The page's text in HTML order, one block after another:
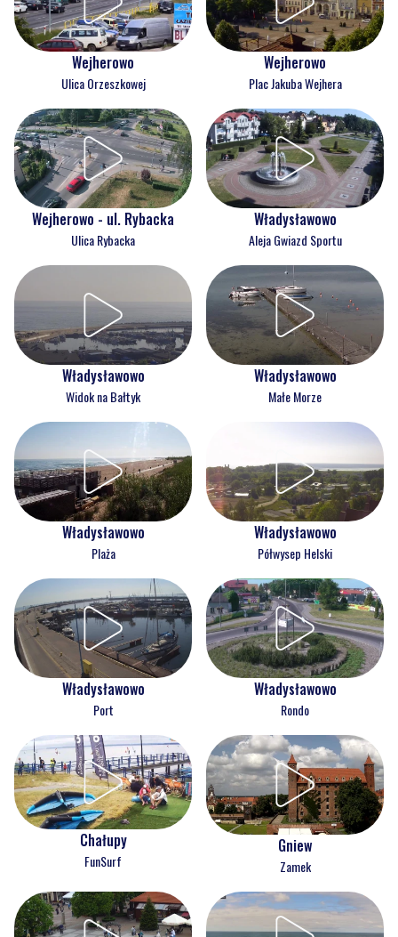
Wejherowo
Ulica Orzeszkowej
Wejherowo
Plac Jakuba Wejhera
Wejherowo - ul. Rybacka
Ulica Rybacka
Władysławowo
Aleja Gwiazd Sportu
Władysławowo
Widok na Bałtyk
Władysławowo
Małe Morze
Władysławowo
Plaża
Władysławowo
Półwysep Helski
Władysławowo
Port
Władysławowo
Rondo
Chałupy
FunSurf
Gniew
Zamek